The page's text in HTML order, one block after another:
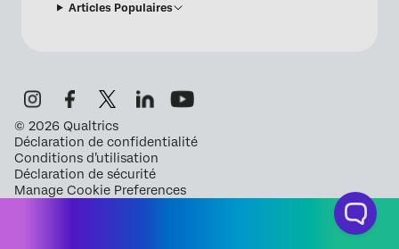
Articles Populaires
© 2026 Qualtrics
Déclaration de confidentialité
Conditions d’utilisation
Déclaration de sécurité
Manage Cookie Preferences